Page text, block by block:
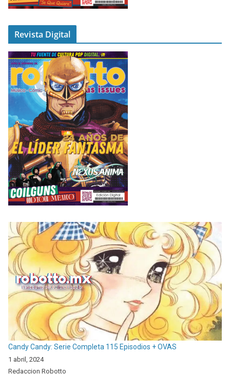
Revista Digital
Candy Candy: Serie Completa 115 Episodios + OVAS
1 abril, 2024
Redaccion Robotto